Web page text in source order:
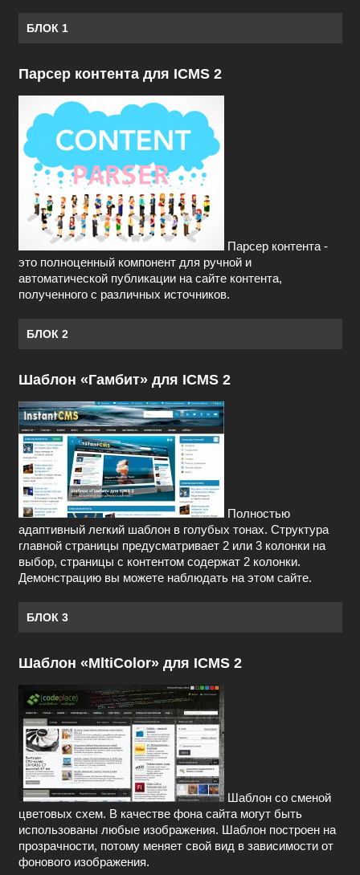
БЛОК 1
Парсер контента для ICMS 2
Парсер контента -
это полноценный компонент для ручной и
автоматической публикации на сайте контента,
полученного с различных источников.
БЛОК 2
Шаблон «Гамбит» для ICMS 2
Полностью
адаптивный легкий шаблон в голубых тонах. Структура
главной страницы предусматривает 2 или 3 колонки на
выбор, страницы с контентом содержат 2 колонки.
Демонстрацию вы можете наблюдать на этом сайте.
БЛОК 3
Шаблон «MltiColor» для ICMS 2
Шаблон со сменой
цветовых схем. В качестве фона сайта могут быть
использованы любые изображения. Шаблон построен на
прозрачности, потому меняет свой вид в зависимости от
фонового изображения.